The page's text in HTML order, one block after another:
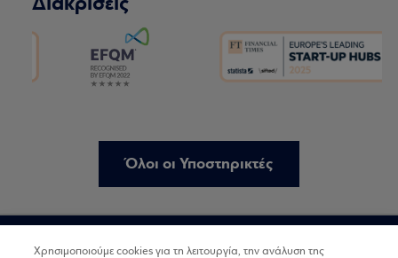
Όλοι οι Υποστηρικτές
Χρησιμοποιούμε cookies για τη λειτουργία, την ανάλυση της